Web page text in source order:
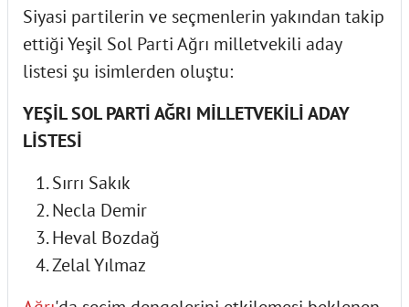
Siyasi partilerin ve seçmenlerin yakından takip
ettiği Yeşil Sol Parti Ağrı milletvekili aday
listesi şu isimlerden oluştu:
YEŞİL SOL PARTİ AĞRI MİLLETVEKİLİ ADAY
LİSTESİ
Sırrı Sakık
Necla Demir
Heval Bozdağ
Zelal Yılmaz